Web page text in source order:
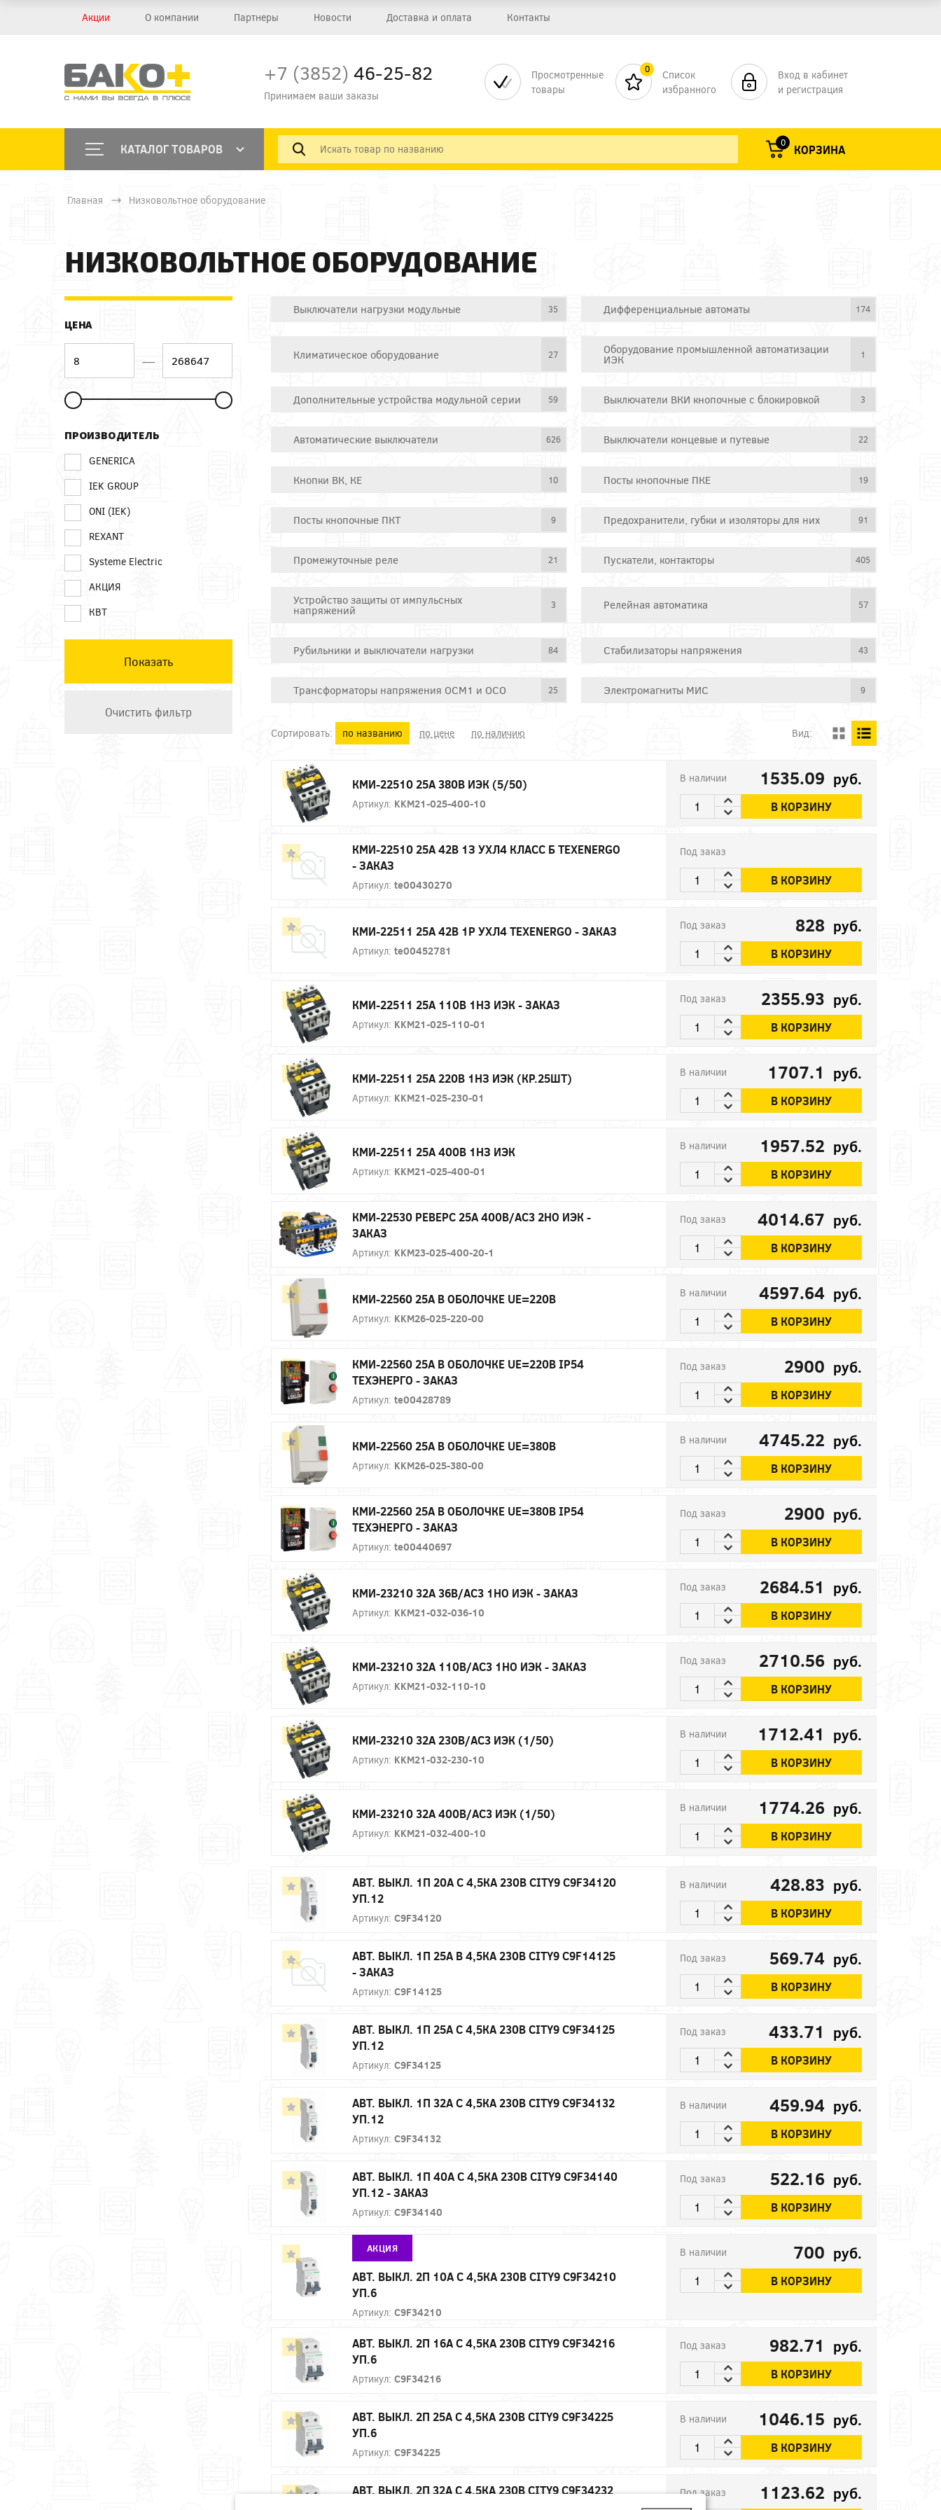
Акции О компании Партнеры Новости Доставка и оплата Контакты
+7 (3852) 46-25-82
Принимаем ваши заказы
Просмотренные
товары
0
Список
избранного
Вход в кабинет
и регистрация
КАТАЛОГ ТОВАРОВ 0 КОРЗИНА
Главная Низковольтное оборудование
НИЗКОВОЛЬТНОЕ ОБОРУДОВАНИЕ
ЦЕНА
—
ПРОИЗВОДИТЕЛЬ
GENERICA
IEK GROUP
ONI (IEK)
REXANT
Systeme Electric
АКЦИЯ
КВТ
КЭАЗ
Остальные ТМ
Техэнерго
Выключатели нагрузки модульные 35 Дифференциальные автоматы 174
Климатическое оборудование 27 Оборудование промышленной автоматизации
ИЭК 1
Дополнительные устройства модульной серии 59 Выключатели ВКИ кнопочные с блокировкой 3
Автоматические выключатели 626 Выключатели концевые и путевые 22
Кнопки ВК, КЕ 10 Посты кнопочные ПКЕ 19
Посты кнопочные ПКТ 9 Предохранители, губки и изоляторы для них 91
Промежуточные реле 21 Пускатели, контакторы 405
Устройство защиты от импульсных
напряжений 3 Релейная автоматика 57
Рубильники и выключатели нагрузки 84 Стабилизаторы напряжения 43
Трансформаторы напряжения ОСМ1 и ОСО 25 Электромагниты МИС 9
Сортировать: по названию по цене по наличию Вид:
КМИ-22510 25А 380В ИЭК (5/50)
Артикул: KKM21-025-400-10
В наличии 1535.09 руб.
В КОРЗИНУ
КМИ-22510 25А 42В 1З УХЛ4 КЛАСС Б ТЕXENERGO
- ЗАКАЗ
Артикул: te00430270
Под заказ
В КОРЗИНУ
КМИ-22511 25А 42В 1Р УХЛ4 ТЕXENERGO - ЗАКАЗ
Артикул: te00452781
Под заказ 828 руб.
В КОРЗИНУ
КМИ-22511 25А 110В 1НЗ ИЭК - ЗАКАЗ
Артикул: KKM21-025-110-01
Под заказ 2355.93 руб.
В КОРЗИНУ
КМИ-22511 25А 220В 1НЗ ИЭК (КР.25ШТ)
Артикул: KKM21-025-230-01
В наличии 1707.1 руб.
В КОРЗИНУ
КМИ-22511 25А 400В 1НЗ ИЭК
Артикул: KKM21-025-400-01
В наличии 1957.52 руб.
В КОРЗИНУ
КМИ-22530 РЕВЕРС 25А 400В/АС3 2НО ИЭК -
ЗАКАЗ
Артикул: KKM23-025-400-20-1
Под заказ 4014.67 руб.
В КОРЗИНУ
КМИ-22560 25А В ОБОЛОЧКЕ UE=220В
Артикул: KKM26-025-220-00
В наличии 4597.64 руб.
В КОРЗИНУ
КМИ-22560 25А В ОБОЛОЧКЕ UE=220В IP54
ТЕХЭНЕРГО - ЗАКАЗ
Артикул: te00428789
Под заказ 2900 руб.
В КОРЗИНУ
КМИ-22560 25А В ОБОЛОЧКЕ UE=380В
Артикул: KKM26-025-380-00
В наличии 4745.22 руб.
В КОРЗИНУ
КМИ-22560 25А В ОБОЛОЧКЕ UE=380В IP54
ТЕХЭНЕРГО - ЗАКАЗ
Артикул: te00440697
Под заказ 2900 руб.
В КОРЗИНУ
КМИ-23210 32А 36В/АС3 1НО ИЭК - ЗАКАЗ
Артикул: KKM21-032-036-10
Под заказ 2684.51 руб.
В КОРЗИНУ
КМИ-23210 32А 110В/АС3 1НО ИЭК - ЗАКАЗ
Артикул: KKM21-032-110-10
Под заказ 2710.56 руб.
В КОРЗИНУ
КМИ-23210 32А 230В/АС3 ИЭК (1/50)
Артикул: KKM21-032-230-10
В наличии 1712.41 руб.
В КОРЗИНУ
КМИ-23210 32А 400В/АС3 ИЭК (1/50)
Артикул: KKM21-032-400-10
В наличии 1774.26 руб.
В КОРЗИНУ
АВТ. ВЫКЛ. 1П 20А С 4,5КА 230В CITY9 C9F34120
УП.12
Артикул: C9F34120
В наличии 428.83 руб.
В КОРЗИНУ
АВТ. ВЫКЛ. 1П 25А B 4,5КА 230В CITY9 C9F14125
- ЗАКАЗ
Артикул: C9F14125
Под заказ 569.74 руб.
В КОРЗИНУ
АВТ. ВЫКЛ. 1П 25А С 4,5КА 230В CITY9 C9F34125
УП.12
Артикул: C9F34125
Под заказ 433.71 руб.
В КОРЗИНУ
АВТ. ВЫКЛ. 1П 32А С 4,5КА 230В CITY9 C9F34132
УП.12
Артикул: C9F34132
В наличии 459.94 руб.
В КОРЗИНУ
АВТ. ВЫКЛ. 1П 40А С 4,5КА 230В CITY9 C9F34140
УП.12 - ЗАКАЗ
Артикул: C9F34140
Под заказ 522.16 руб.
В КОРЗИНУ
АКЦИЯ
АВТ. ВЫКЛ. 2П 10А С 4,5КА 230В CITY9 C9F34210
УП.6
Артикул: C9F34210
В наличии 700 руб.
В КОРЗИНУ
АВТ. ВЫКЛ. 2П 16А С 4,5КА 230В CITY9 C9F34216
УП.6
Артикул: C9F34216
Под заказ 982.71 руб.
В КОРЗИНУ
АВТ. ВЫКЛ. 2П 25А С 4,5КА 230В CITY9 C9F34225
УП.6
Артикул: C9F34225
В наличии 1046.15 руб.
В КОРЗИНУ
АВТ. ВЫКЛ. 2П 32А С 4,5КА 230В CITY9 C9F34232
Под заказ 1123.62 руб.